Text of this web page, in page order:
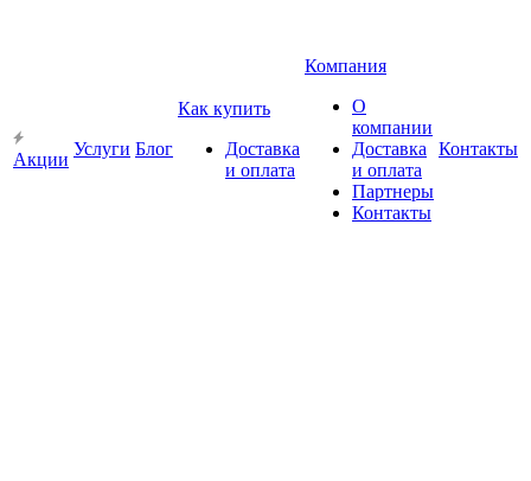
Акции
Услуги Блог
Как купить
Доставка
и оплата
Компания
О
компании
Доставка
и оплата
Партнеры
Контакты
Контакты